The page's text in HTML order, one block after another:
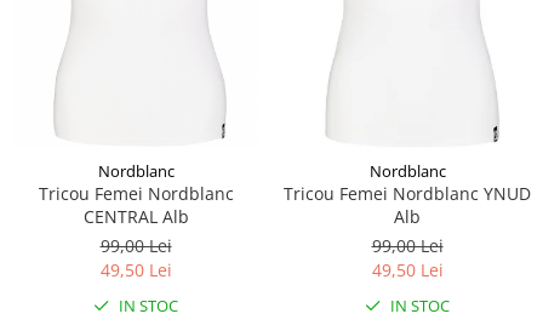
Nordblanc
Tricou Femei Nordblanc
CENTRAL Alb
99,00 Lei
49,50 Lei
IN STOC
Nordblanc
Tricou Femei Nordblanc YNUD
Alb
99,00 Lei
49,50 Lei
IN STOC